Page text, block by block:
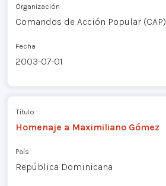
Organización
Comandos de Acción Popular (CAP)
Fecha
2003-07-01
Título
Homenaje a Maximiliano Gómez
País
República Dominicana